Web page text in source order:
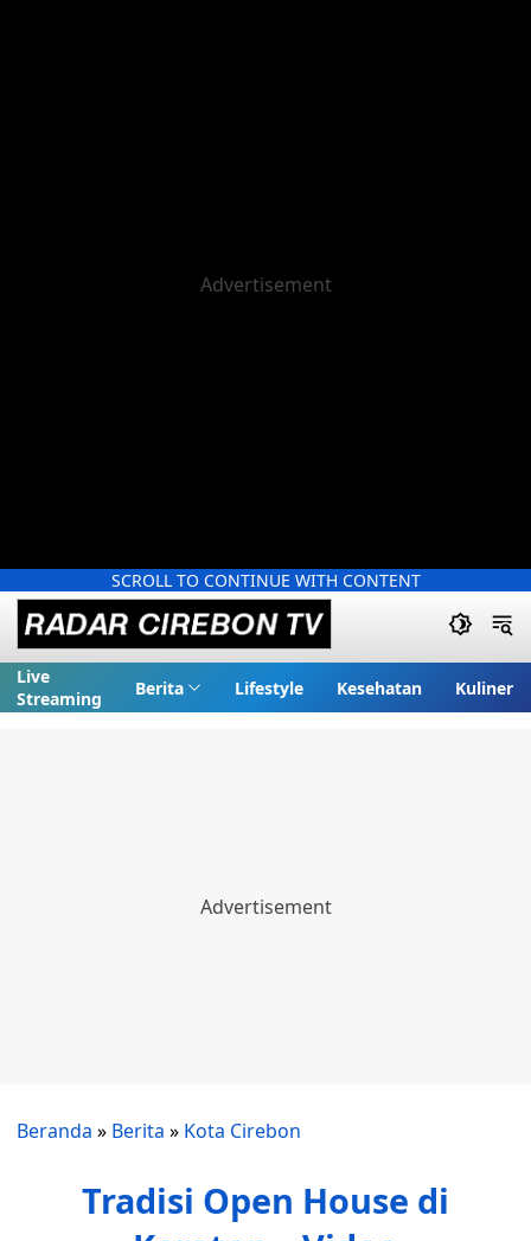
SCROLL TO CONTINUE WITH CONTENT
Live
Streaming
Berita Lifestyle Kesehatan Kuliner
Beranda » Berita » Kota Cirebon
Tradisi Open House di